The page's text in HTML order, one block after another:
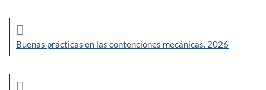
Buenas prácticas en las contenciones mecánicas. 2026